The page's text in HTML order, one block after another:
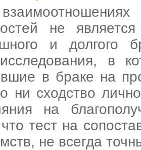
не
и долгого
в
в браке на
ни сходство
на
тест на
не всегда